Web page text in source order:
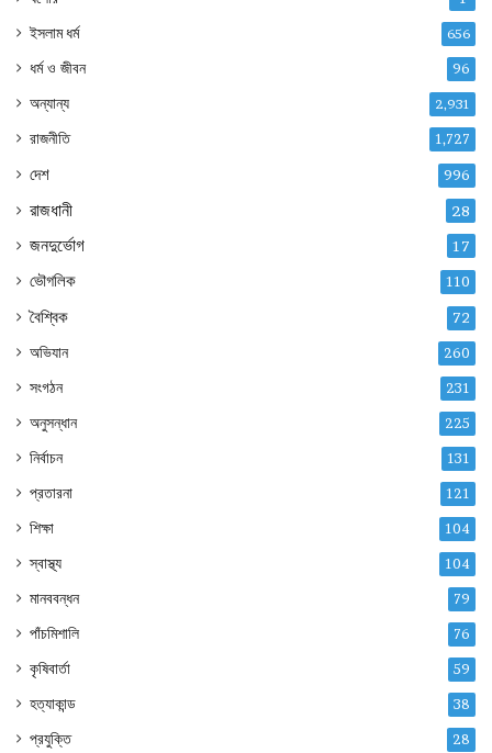
ইসলাম ধর্ম 656
ধর্ম ও জীবন 96
অন্যান্য 2,931
রাজনীতি 1,727
দেশ 996
রাজধানী 28
জনদুর্ভোগ 17
ভৌগলিক 110
বৈশ্বিক 72
অভিযান 260
সংগঠন 231
অনুসন্ধান 225
নির্বাচন 131
প্রতারনা 121
শিক্ষা 104
স্বাস্থ্য 104
মানববন্ধন 79
পাঁচমিশালি 76
কৃষিবার্তা 59
হত্যাকান্ড 38
প্রযুক্তি 28